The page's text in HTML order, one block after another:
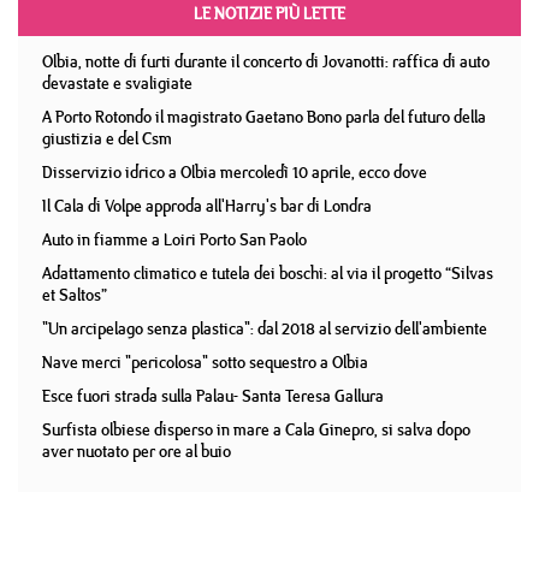
LE NOTIZIE PIÙ LETTE
Olbia, notte di furti durante il concerto di Jovanotti: raffica di auto
devastate e svaligiate
A Porto Rotondo il magistrato Gaetano Bono parla del futuro della
giustizia e del Csm
Disservizio idrico a Olbia mercoledì 10 aprile, ecco dove
Il Cala di Volpe approda all'Harry's bar di Londra
Auto in fiamme a Loiri Porto San Paolo
Adattamento climatico e tutela dei boschi: al via il progetto “Silvas
et Saltos”
"Un arcipelago senza plastica": dal 2018 al servizio dell'ambiente
Nave merci "pericolosa" sotto sequestro a Olbia
Esce fuori strada sulla Palau- Santa Teresa Gallura
Surfista olbiese disperso in mare a Cala Ginepro, si salva dopo
aver nuotato per ore al buio